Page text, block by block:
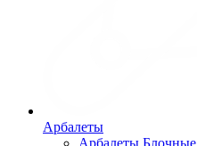
Арбалеты
Арбалеты Блочные